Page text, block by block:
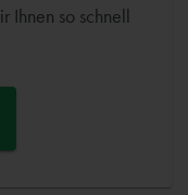
Ihnen so schnell